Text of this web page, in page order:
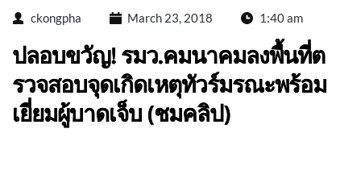
ckongpha March 23, 2018 1:40 am
ปลอบขวัญ! รมว.คมนาคมลงพื้นที่ต​
รวจสอบจุดเกิดเหตุทัวร์มรณะพร้อม
เยี่ยมผู้บาดเจ็บ (ชมคลิป)